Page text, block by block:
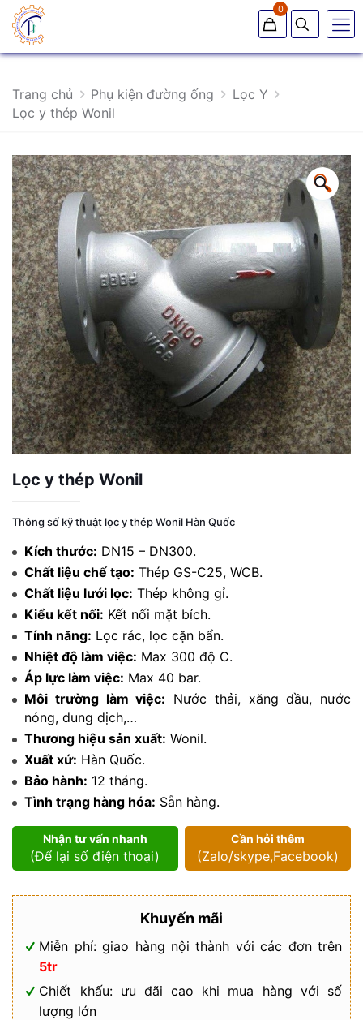
0
Trang chủ Phụ kiện đường ống
Lọc Y
Lọc y thép Wonil
🔍
Lọc y thép Wonil
Thông số kỹ thuật lọc y thép Wonil Hàn Quốc
Kích thước: DN15 – DN300.
Chất liệu chế tạo: Thép GS-C25, WCB.
Chất liệu lưới lọc: Thép không gỉ.
Kiểu kết nối: Kết nối mặt bích.
Tính năng: Lọc rác, lọc cặn bẩn.
Nhiệt độ làm việc: Max 300 độ C.
Áp lực làm việc: Max 40 bar.
Môi trường làm việc: Nước thải, xăng dầu, nước
nóng, dung dịch,…
Thương hiệu sản xuất: Wonil.
Xuất xứ: Hàn Quốc.
Bảo hành: 12 tháng.
Tình trạng hàng hóa: Sẵn hàng.
Nhận tư vấn nhanh
(Để lại số điện thoại)
Cần hỏi thêm
(Zalo/skype,Facebook)
Khuyến mãi
Miễn phí: giao hàng nội thành với các đơn trên
5tr
Chiết khấu: ưu đãi cao khi mua hàng với số
lượng lớn